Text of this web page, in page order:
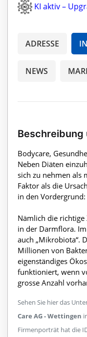
KI aktiv –
ADRESSE
NEWS
Bodycare,
Neben Diäten
sich zu nehmen als
Faktor als die
in den Vordergrund:
Nämlich die
in der Darmflora.
auch „Mikrobiota“.
Millionen von
eigenständiges
funktioniert, wenn
grosse Anzahl
Sehen Sie hier das
Care AG - Wettingen
Firmenporträt hat die